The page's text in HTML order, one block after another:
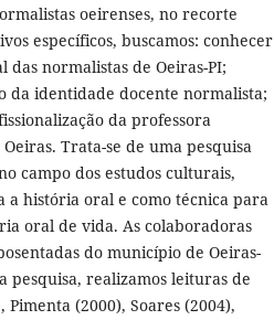
oeirenses, no recorte
específicos, buscamos: conhecer
das normalistas de Oeiras-PI;
da identidade docente normalista;
da professora
Trata-se de uma pesquisa
campo dos estudos culturais,
a história oral e como técnica para
oral de vida. As colaboradoras
do município de Oeiras-
pesquisa, realizamos leituras de
(2000), Soares (2004),